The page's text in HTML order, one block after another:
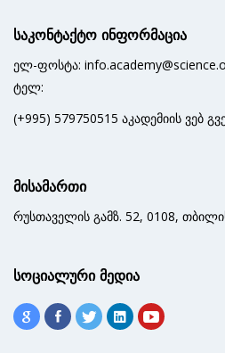
საკონტაქტო ინფორმაცია
ელ-ფოსტა:
ტელ:
(+995) 579750515 აკადემიის ვებ
მისამართი
რუსთაველის გამზ. 52, 0108,
სოციალური მედია